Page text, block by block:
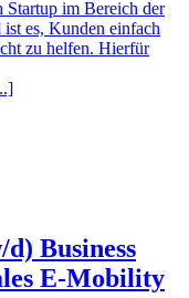
im Bereich der
es, Kunden einfach
zu helfen. Hierfür
Business
E-Mobility